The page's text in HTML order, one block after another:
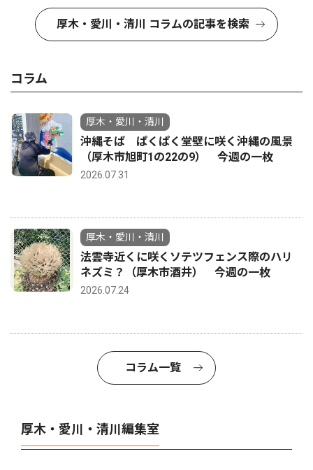
厚木・愛川・清川 コラムの記事を検索
コラム
厚木・愛川・清川
沖縄そば ぱくぱく堂壁に咲く沖縄の風景
（厚木市旭町1の22の9） 今週の一枚
2026.07.31
厚木・愛川・清川
法雲寺近くに咲くソテツフェンス際のハリ
ネズミ？（厚木市酒井） 今週の一枚
2026.07.24
コラム一覧
厚木・愛川・清川編集室